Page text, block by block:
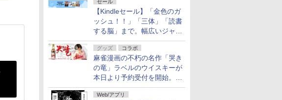
セール
【Kindleセール】「金色のガ
ッシュ！！」「三体」「読書
する脳」まで。幅広いジャン
ルの電子書籍が最大65％オ
フ！「Kindle本サマーセー
ル」第2弾が開催中！
グッズ コラボ
麻雀漫画の不朽の名作「哭き
の竜」ラベルのウイスキーが
本日より予約受付を開始。8
月16日まで
Web/アプリ